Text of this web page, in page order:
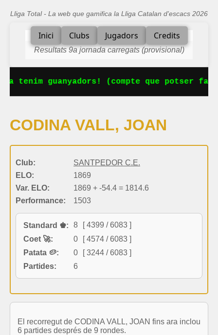
Lliga Total - La web que gamifica la Lliga Catalan d'escacs 2026
Inici Clubs Jugadors Credits
Resultats 9a jornada carregats (provisional)
tenim guanyadors! (compte que potser
CODINA VALL, JOAN
Club:
SANTPEDOR C.E.
ELO:
1869
Var. ELO:
1869 + -54.4 = 1814.6
Performance:
1503
Standard ♚: 8
[ 4399 / 6083 ]
Coet 🚀:
0
[ 4574 / 6083 ]
Patata 🥔:
0
[ 3244 / 6083 ]
Partides:
6
El recorregut de CODINA VALL, JOAN fins ara inclou
6 partides després de 9 rondes.